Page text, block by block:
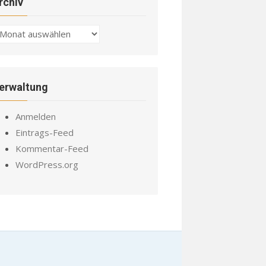
Anmelden
Eintrags-Feed
Kommentar-Feed
WordPress.org